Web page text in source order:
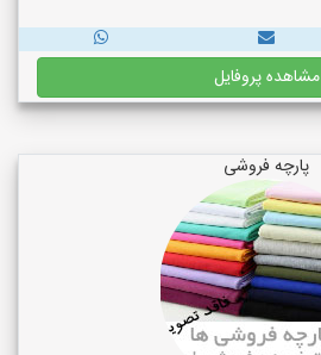
مشاهده پروفایل
پارچه فروشی